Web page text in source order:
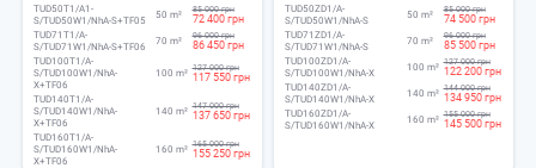
TUD50T1/A1-
S/TUD50W1/NhA-S+TF05
50 m² 85 000 грн
72 400 грн
TUD71T1/A-
S/TUD71W1/NhA-S+TF06
70 m² 96 000 грн
86 450 грн
TUD100T1/A-
S/TUD100W1/NhA-
X+TF06
100 m² 127 000 грн
117 550 грн
TUD140T1/A-
S/TUD140W1/NhA-
X+TF06
140 m² 147 000 грн
137 650 грн
TUD160T1/A-
S/TUD160W1/NhA-
X+TF06
160 m² 165 000 грн
155 250 грн
TUD50ZD1/A-
S/TUD50W1/NhA-S
50 m² 85 000 грн
74 500 грн
TUD71ZD1/A-
S/TUD71W1/NhA-S
70 m² 96 000 грн
85 500 грн
TUD100ZD1/A-
S/TUD100W1/NhA-X
100 m² 127 000 грн
122 200 грн
TUD140ZD1/A-
S/TUD140W1/NhA-X
140 m² 144 000 грн
134 950 грн
TUD160ZD1/A-
S/TUD160W1/NhA-X
160 m² 155 000 грн
145 500 грн